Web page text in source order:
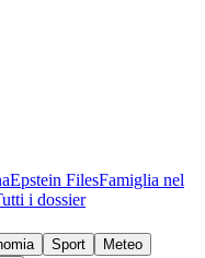
Epstein FilesFamiglia nel
i dossier
Sport
Meteo